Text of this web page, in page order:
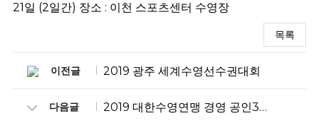
21일 (2일간) 장소 : 이천 스포츠센터 수영장
목록
이전글 2019 광주 세계수영선수권대회
2019 대한수영연맹 경영 공인3급 심판강습회
다음글